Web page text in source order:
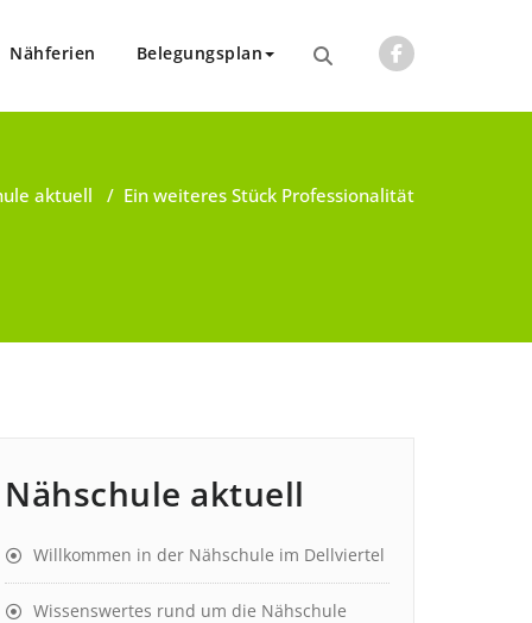
Nähferien Belegungsplan
aktuell / Ein weiteres Stück Professionalität
Nähschule aktuell
Willkommen in der Nähschule im Dellviertel
Wissenswertes rund um die Nähschule